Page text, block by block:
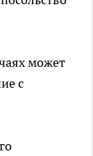
может
с